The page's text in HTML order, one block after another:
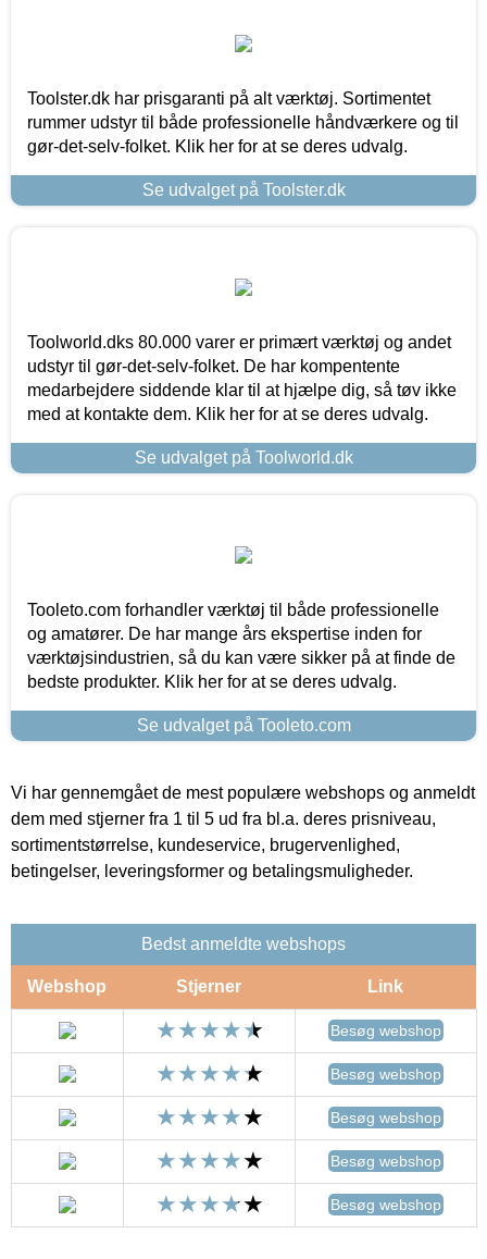
Toolster.dk har prisgaranti på alt værktøj. Sortimentet
rummer udstyr til både professionelle håndværkere og til
gør-det-selv-folket. Klik her for at se deres udvalg.
Se udvalget på Toolster.dk
Toolworld.dks 80.000 varer er primært værktøj og andet
udstyr til gør-det-selv-folket. De har kompentente
medarbejdere siddende klar til at hjælpe dig, så tøv ikke
med at kontakte dem. Klik her for at se deres udvalg.
Se udvalget på Toolworld.dk
Tooleto.com forhandler værktøj til både professionelle
og amatører. De har mange års ekspertise inden for
værktøjsindustrien, så du kan være sikker på at finde de
bedste produkter. Klik her for at se deres udvalg.
Se udvalget på Tooleto.com
Vi har gennemgået de mest populære webshops og anmeldt
dem med stjerner fra 1 til 5 ud fra bl.a. deres prisniveau,
sortimentstørrelse, kundeservice, brugervenlighed,
betingelser, leveringsformer og betalingsmuligheder.
Bedst anmeldte webshops
Webshop Stjerner Link
Besøg webshop
Besøg webshop
Besøg webshop
Besøg webshop
Besøg webshop